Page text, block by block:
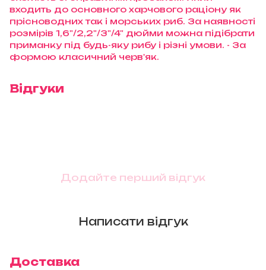
входить до основного харчового раціону як
прісноводних так і морських риб. За наявності
розмірів 1,6"/2,2"/3"/4" дюйми можна підібрати
приманку під будь-яку рибу і різні умови. - За
формою класичний черв'як.
Відгуки
Додайте перший відгук
Написати відгук
Доставка